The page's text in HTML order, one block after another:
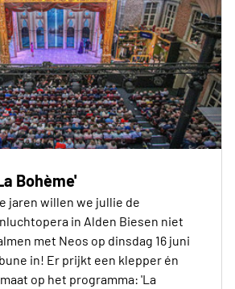
Bohème'
jaren willen we jullie de
in Alden Biesen niet
met Neos op dinsdag 16 juni
in! Er prijkt een klepper én
op het programma: 'La